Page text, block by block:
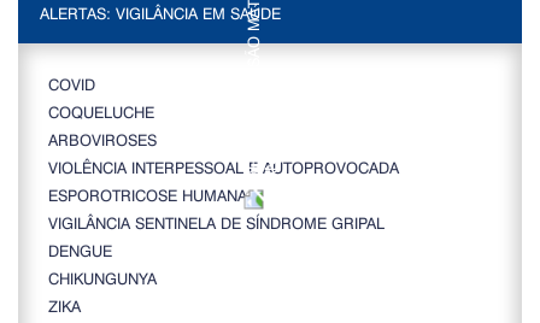
ALERTAS: VIGILÂNCIA EM SAÚDE
COVID
COQUELUCHE
ARBOVIROSES
VIOLÊNCIA INTERPESSOAL E AUTOPROVOCADA
ESPOROTRICOSE HUMANA
VIGILÂNCIA SENTINELA DE SÍNDROME GRIPAL
DENGUE
CHIKUNGUNYA
ZIKA